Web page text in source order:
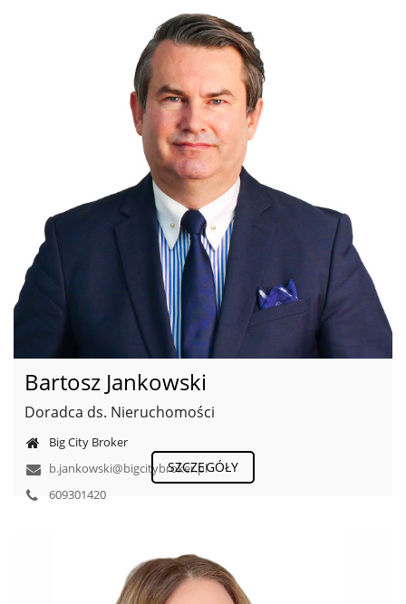
Bartosz Jankowski
Doradca ds. Nieruchomości
Big City Broker
b.jankowski@bigcitybroker.pl
609301420
SZCZEGÓŁY